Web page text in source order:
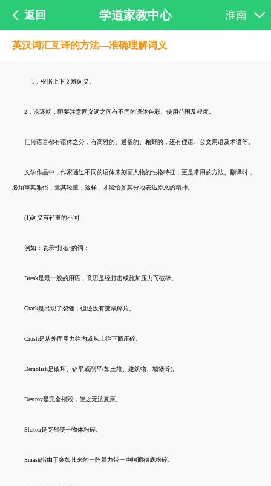
返回 学道家教中心 淮南
英汉词汇互译的方法—准确理解词义
1．根据上下文辨词义。
2．论褒贬，即要注意同义词之间有不同的语体色彩、使用范围及程度。
任何语言都有语体之分，有高雅的、通俗的、粗野的，还有俚语、公文用语及术语等。
文学作品中，作家通过不同的语体来刻画人物的性格特征，更是常用的方法。翻译时，
必须审其雅俗，量其轻重，这样，才能恰如其分地表达原文的精神。
(1)词义有轻重的不同
例如：表示“打破”的词：
Break是最一般的用语，意思是经打击或施加压力而破碎。
Crack是出现了裂缝，但还没有变成碎片。
Crush是从外面用力往内或从上往下而压碎。
Demolish是破坏、铲平或削平(如土堆、建筑物、城堡等)。
Destroy是完全摧毁，使之无法复原。
Shatter是突然使一物体粉碎。
Smash指由于突如其来的一阵暴力带一声响而彻底粉碎。